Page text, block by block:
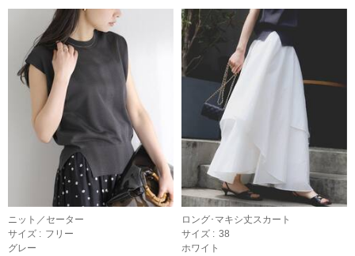
ニット／セーター
サイズ : フリー
グレー
ロング･マキシ丈スカート
サイズ : 38
ホワイト